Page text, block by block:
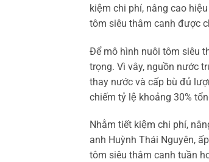
kiệm chi phí, nâng cao
tôm siêu thâm canh được
Để mô hình nuôi tôm siêu
trọng. Vì vây, nguồn nước
thay nước và cấp bù đủ
chiếm tỷ lệ khoảng 30%
Nhằm tiết kiệm chi phí,
anh Huỳnh Thái Nguyên,
tôm siêu thâm canh tuần